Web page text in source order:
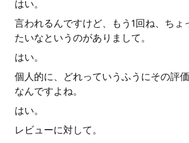
はい。
言われるんですけど、もう1回ね、ちょ
たいなというのがありまして。
はい。
個人的に、どれっていうふうにその評
なんですよね。
はい。
レビューに対して。